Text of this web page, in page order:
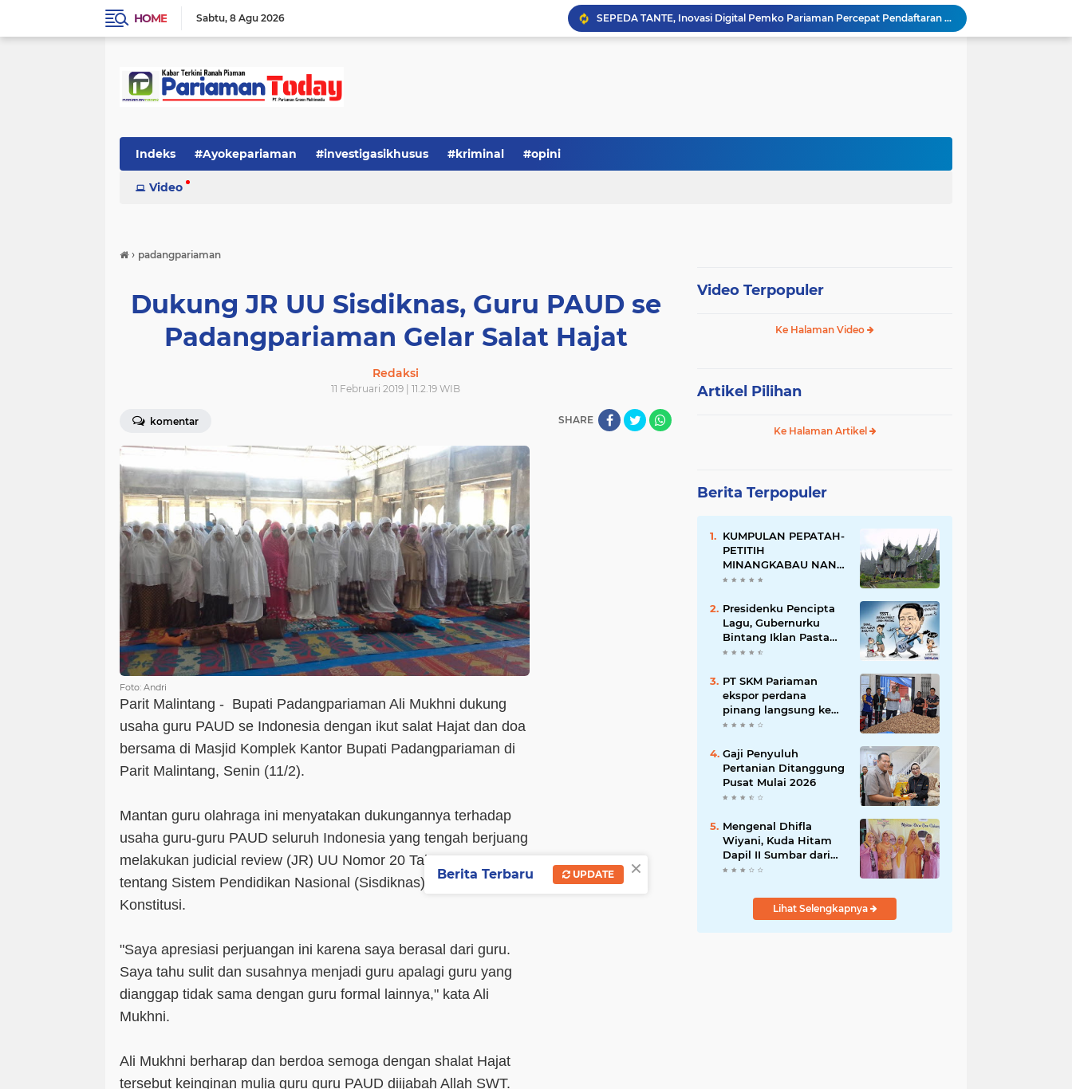
HOME Sabtu 8 Agu 2026
SEPEDA TANTE, Inovasi Digital Pemko Pariaman Percepat Pendaftaran Tanda Tangan Elektronik
Tingkatkan Mutu Pelayanan, Pemko Pariaman Gandeng RSUP Dr. M. Djamil Padang
Pemkot Pariaman Mulai Pusdiklat Paskibraka 2026, Wali Kota Tekankan Pentingnya Disiplin
Indeks #Ayokepariaman #investigasikhusus #kriminal #opini
Video
› padangpariaman
Dukung JR UU Sisdiknas, Guru PAUD se
Padangpariaman Gelar Salat Hajat
Redaksi
11 Februari 2019 | 11.2.19 WIB
komentar SHARE
Foto: Andri
Parit Malintang - Bupati Padangpariaman Ali Mukhni dukung
usaha guru PAUD se Indonesia dengan ikut salat Hajat dan doa
bersama di Masjid Komplek Kantor Bupati Padangpariaman di
Parit Malintang, Senin (11/2).
Mantan guru olahraga ini menyatakan dukungannya terhadap
usaha guru-guru PAUD seluruh Indonesia yang tengah berjuang
melakukan judicial review (JR) UU Nomor 20 Tahun 2003
tentang Sistem Pendidikan Nasional (Sisdiknas) ke Mahkamah
Konstitusi.
"Saya apresiasi perjuangan ini karena saya berasal dari guru.
Saya tahu sulit dan susahnya menjadi guru apalagi guru yang
dianggap tidak sama dengan guru formal lainnya," kata Ali
Mukhni.
Ali Mukhni berharap dan berdoa semoga dengan shalat Hajat
tersebut keinginan mulia guru guru PAUD diijabah Allah SWT.
Video Terpopuler
Ke Halaman Video
Artikel Pilihan
Ke Halaman Artikel
Berita Terpopuler
KUMPULAN PEPATAH-
PETITIH
MINANGKABAU NAN
ELOK
Presidenku Pencipta
Lagu, Gubernurku
Bintang Iklan Pasta
Gigi
PT SKM Pariaman
ekspor perdana
pinang langsung ke
India
Gaji Penyuluh
Pertanian Ditanggung
Pusat Mulai 2026
Mengenal Dhifla
Wiyani, Kuda Hitam
Dapil II Sumbar dari
Golkar
Lihat Selengkapnya
×
Berita Terbaru UPDATE